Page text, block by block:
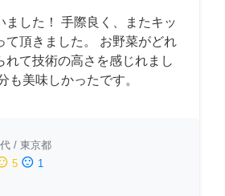
ました！ 手際良く、またキッ
て頂きました。 お野菜がどれ
れて技術の高さを感じれまし
も美味しかったです。
/ 東京都
5 sentiment_dissatisfied 1